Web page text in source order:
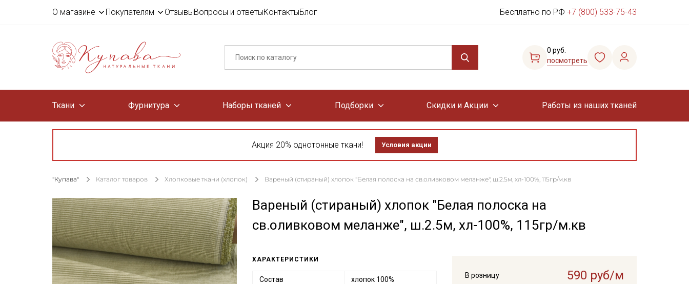
О магазине Покупателям ОтзывыВопросы и ответыКонтактыБлог Бесплатно по РФ +7 (800) 533-75-43
0 руб.
посмотреть
Ткани Фурнитура Наборы тканей Подборки Скидки и Акции Работы из наших тканей
Акция 20% однотонные ткани! Условия акции
"Купава" Каталог товаров Хлопковые ткани (хлопок) Вареный (стираный) хлопок "Белая полоска на св.оливковом меланже", ш.2.5м, хл-100%, 115гр/м.кв
Вареный (стираный) хлопок "Белая полоска на
св.оливковом меланже", ш.2.5м, хл-100%, 115гр/м.кв
В розницу 590 руб/м
ХАРАКТЕРИСТИКИ
Состав хлопок 100%